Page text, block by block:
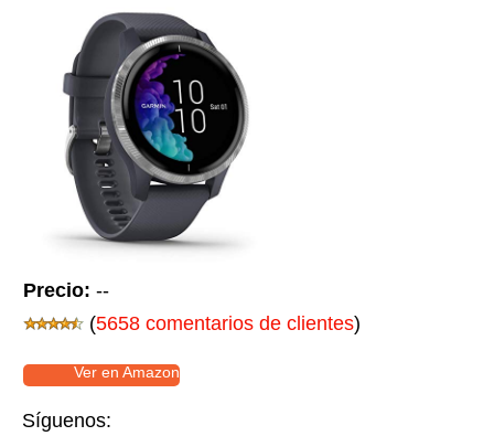
Precio: --
(5658 comentarios de clientes)
Ver en Amazon
Síguenos: